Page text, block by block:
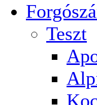
Teszt